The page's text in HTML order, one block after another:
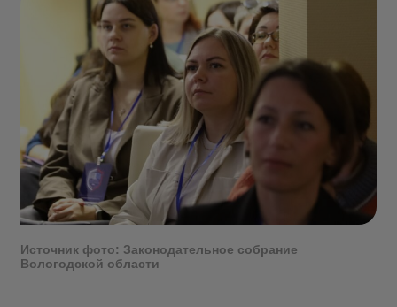
Источник фото: Законодательное собрание
Вологодской области